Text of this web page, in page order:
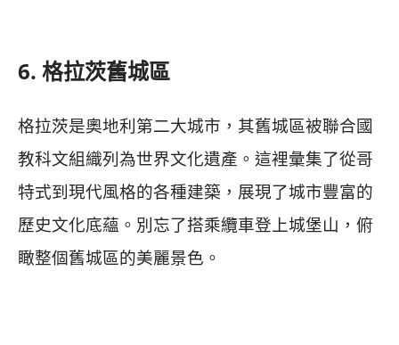
6. 格拉茨舊城區
格拉茨是奧地利第二大城市，其舊城區被聯合國
教科文組織列為世界文化遺產。這裡彙集了從哥
特式到現代風格的各種建築，展現了城市豐富的
歷史文化底蘊。別忘了搭乘纜車登上城堡山，俯
瞰整個舊城區的美麗景色。